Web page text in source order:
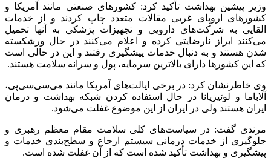
وزیر پیشین بهداشت تأکید کرد: کشورهای صنعتی مانند آمریکا و
کشورهای اروپای غربی مقالات متعدد چاپ کردند و از خدمات
القایی به شرکت‌های دارویی و تجهیزات پزشکی به آنها تحمیل
می‌کنند ابراز نارضایتی کرده و اعلام می‌کنند در حال ورشکسته
شدن هستند و به دنبال خدمات پیشگیری رفتند و این در حالی است
که این کشورها دارای بالاترین سرمایه، پول و سرانه سلامت هستند.
وی خاطرنشان کرد: در برخی ایالت‌های آمریکا مانند می‌سی‌سی‌پی،
آلاباما و لوئیزیانا در حال استفاده کردن شبکه بهداشت و درمان
ایران هستند ولی در ایران از این موضوع غفلت می‌شود.
مرندی گفت:‌ در سیاست‌های کلی سلامت مقام معظم رهبری و
جلوگیری از خدمات درمانی سیستم ارجاع و سطح‌بندی خدمات و
پیشگیری و بهداشت تأکید شده است که از آن غفلت شده است.